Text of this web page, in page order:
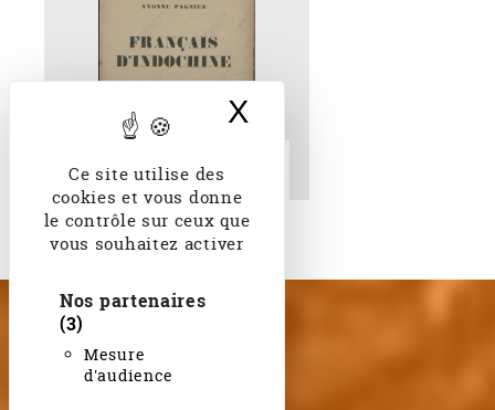
Ce site utilise des
cookies et vous donne
le contrôle sur ceux que
vous souhaitez activer
Nos partenaires
(3)
Mesure
d'audience
X
Francais d'Indochine Y.
Pagniez. 1953